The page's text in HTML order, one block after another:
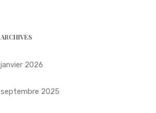
ARCHIVES
janvier 2026
septembre 2025